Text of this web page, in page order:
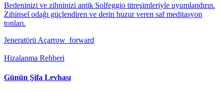
Bedeninizi ve zihninizi antik Solfeggio titreşimleriyle uyumlandırın.
Zihinsel odağı güçlendiren ve derin huzur veren saf meditasyon
tonları.
Jeneratörü Açarrow_forward
Hizalanma Rehberi
Günün Şifa Levhası